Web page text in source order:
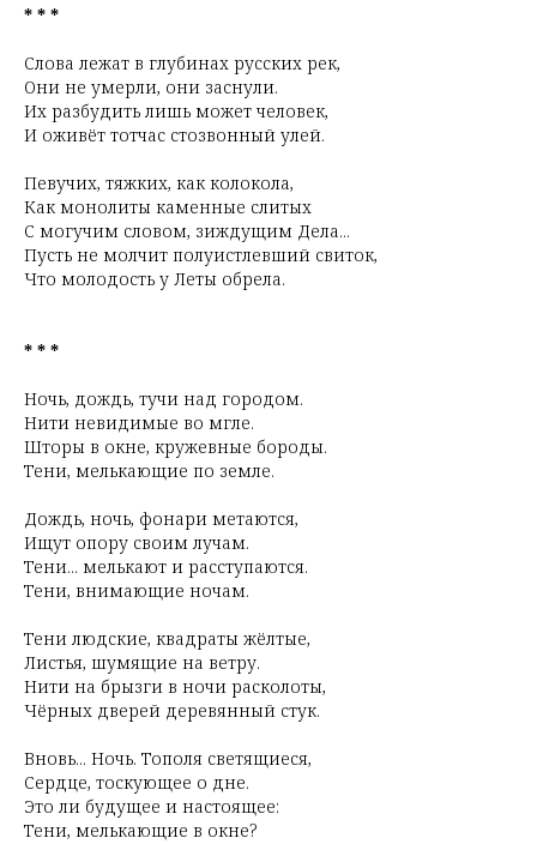
* * *
Слова лежат в глубинах русских рек,
Они не умерли, они заснули.
Их разбудить лишь может человек,
И оживёт тотчас стозвонный улей.
Певучих, тяжких, как колокола,
Как монолиты каменные слитых
С могучим словом, зиждущим Дела...
Пусть не молчит полуистлевший свиток,
Что молодость у Леты обрела.
* * *
Ночь, дождь, тучи над городом.
Нити невидимые во мгле.
Шторы в окне, кружевные бороды.
Тени, мелькающие по земле.
Дождь, ночь, фонари метаются,
Ищут опору своим лучам.
Тени... мелькают и расступаются.
Тени, внимающие ночам.
Тени людские, квадраты жёлтые,
Листья, шумящие на ветру.
Нити на брызги в ночи расколоты,
Чёрных дверей деревянный стук.
Вновь... Ночь. Тополя светящиеся,
Сердце, тоскующее о дне.
Это ли будущее и настоящее:
Тени, мелькающие в окне?